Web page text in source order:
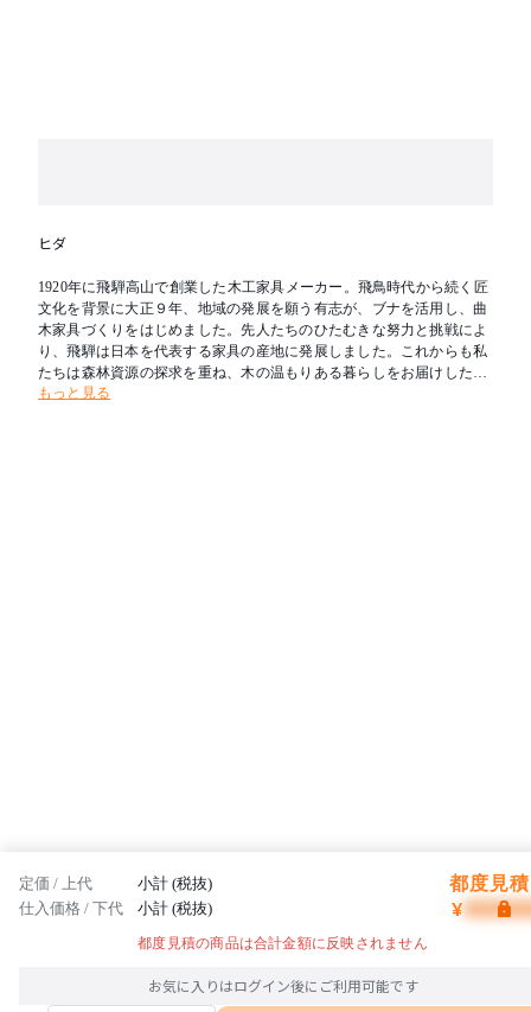
ヒダ
1920年に飛騨高山で創業した木工家具メーカー。飛鳥時代から続く匠
文化を背景に大正９年、地域の発展を願う有志が、ブナを活用し、曲
木家具づくりをはじめました。先人たちのひたむきな努力と挑戦によ
り、飛騨は日本を代表する家具の産地に発展しました。これからも私
たちは森林資源の探求を重ね、木の温もりある暮らしをお届けしたい
と考えます。新たな創造を可能とし、その魅力を求めて人々が集う場
もっと見る
定価 / 上代 小計 (税抜) 都度見
仕入価格 / 下代 小計 (税抜) ¥
都度見積の商品は合計金額に反映されません
お気に入りはログイン後にご利用可能です